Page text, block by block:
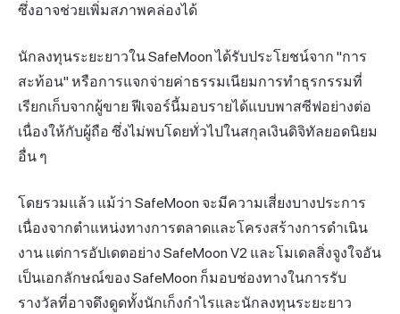
ซึ่งอาจช่วยเพิ่มสภาพคล่องได้
นักลงทุนระยะยาวใน SafeMoon ได้รับประโยชน์จาก "การ
สะท้อน" หรือการแจกจ่ายค่าธรรมเนียมการทำธุรกรรมที่
เรียกเก็บจากผู้ขาย ฟีเจอร์นี้มอบรายได้แบบพาสซีฟอย่างต่อ
เนื่องให้กับผู้ถือ ซึ่งไม่พบโดยทั่วไปในสกุลเงินดิจิทัลยอดนิยม
อื่น ๆ
โดยรวมแล้ว แม้ว่า SafeMoon จะมีความเสี่ยงบางประการ
เนื่องจากตำแหน่งทางการตลาดและโครงสร้างการดำเนิน
งาน แต่การอัปเดตอย่าง SafeMoon V2 และโมเดลสิ่งจูงใจอัน
เป็นเอกลักษณ์ของ SafeMoon ก็มอบช่องทางในการรับ
รางวัลที่อาจดึงดูดทั้งนักเก็งกำไรและนักลงทุนระยะยาว